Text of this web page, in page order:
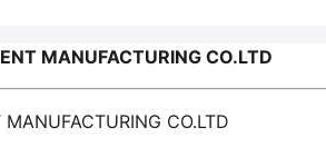
MANUFACTURING CO.LTD
CO.LTD